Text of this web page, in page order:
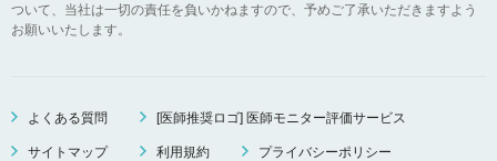
ついて、当社は一切の責任を負いかねますので、予めご了承いただきますよう
お願いいたします。
よくある質問 [医師推奨ロゴ] 医師モニター評価サービス
サイトマップ 利用規約 プライバシーポリシー